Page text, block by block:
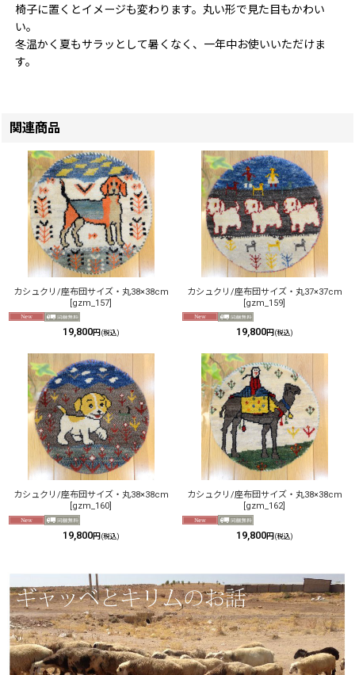
椅子に置くとイメージも変わります。丸い形で見た目もかわい
い。
冬温かく夏もサラッとして暑くなく、一年中お使いいただけま
す。
関連商品
カシュクリ/座布団サイズ・丸38×38cm
[gzm_157]
19,800円 (税込)
カシュクリ/座布団サイズ・丸37×37cm
[gzm_159]
19,800円 (税込)
カシュクリ/座布団サイズ・丸38×38cm
gzm_160
19,800円 (税込)
カシュクリ/座布団サイズ・丸38×38cm
gzm_162]
19,800円 (税込)